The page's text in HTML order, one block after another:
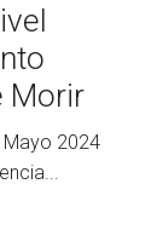
Morir
2024